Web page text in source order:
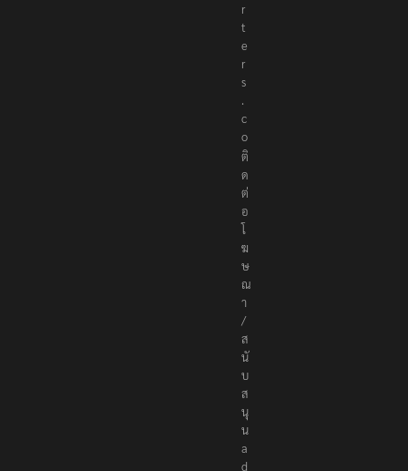
r
t
e
r
s
.
c
o
ติ
ด
ต่
อ
โ
ฆ
ษ
ณ
า
/
ส
นั
บ
ส
นุ
น
a
d